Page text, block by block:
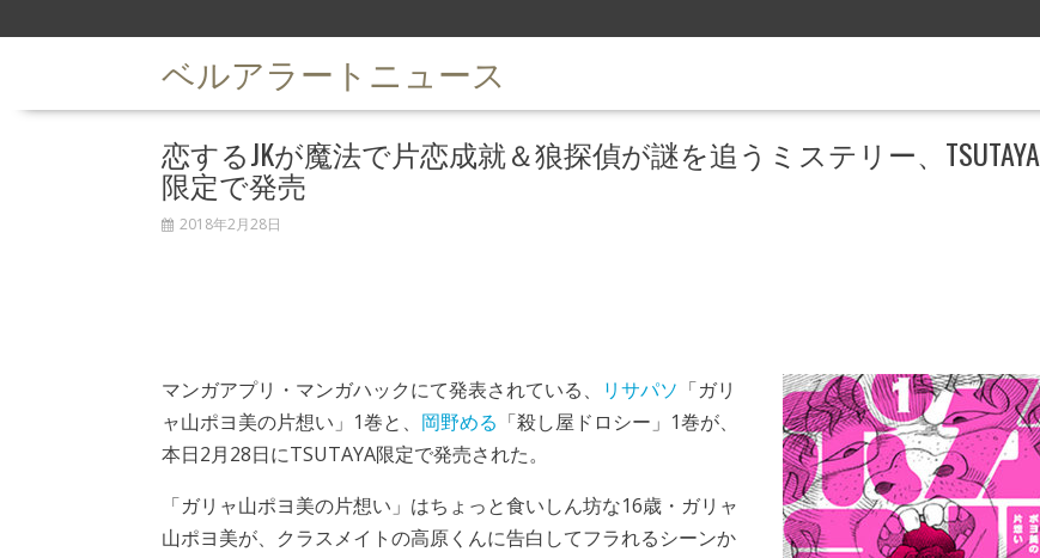
k
ベルアラートニュース
恋するJKが魔法で片恋成就＆狼探偵が謎を追うミステリー、TSUTAYA
限定で発売
2018年2月28日
マンガアプリ・マンガハックにて発表されている、 リサパソ 「ガリ
ャ山ポヨ美の片想い」1巻と、 岡野める 「殺し屋ドロシー」1巻が、
本日2月28日にTSUTAYA限定で発売された。
「ガリャ山ポヨ美の片想い」はちょっと食いしん坊な16歳・ガリャ
山ポヨ美が、クラスメイトの高原くんに告白してフラれるシーンか